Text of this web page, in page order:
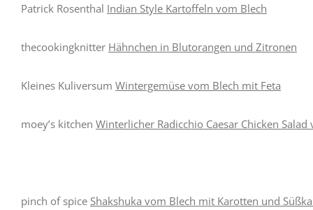
Patrick Rosenthal Indian Style Kartoffeln vom Blech
thecookingknitter Hähnchen in Blutorangen und Zitronen
Kleines Kuliversum Wintergemüse vom Blech mit Feta
moey’s kitchen Winterlicher Radicchio Caesar Chicken Salad
pinch of spice Shakshuka vom Blech mit Karotten und